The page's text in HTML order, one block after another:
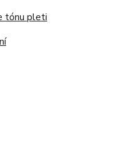
tónu pleti